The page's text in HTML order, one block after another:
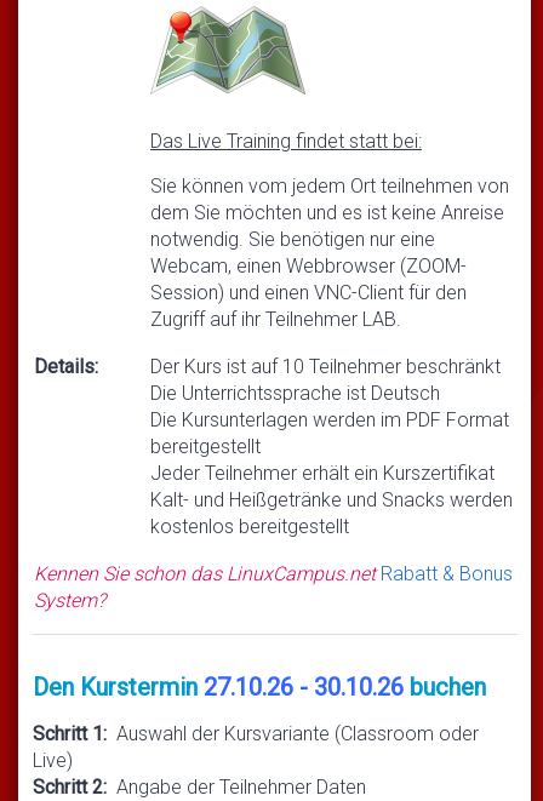
Das Live Training findet statt bei:
Sie können vom jedem Ort teilnehmen von
dem Sie möchten und es ist keine Anreise
notwendig. Sie benötigen nur eine
Webcam, einen Webbrowser (ZOOM-
Session) und einen VNC-Client für den
Zugriff auf ihr Teilnehmer LAB.
Details:
Der Kurs ist auf 10 Teilnehmer beschränkt
Die Unterrichtssprache ist Deutsch
Die Kursunterlagen werden im PDF Format
bereitgestellt
Jeder Teilnehmer erhält ein Kurszertifikat
Kalt- und Heißgetränke und Snacks werden
kostenlos bereitgestellt
Kennen Sie schon das LinuxCampus.netRabatt & Bonus
System?
Den Kurstermin 27.10.26 - 30.10.26 buchen
Schritt 1: Auswahl der Kursvariante (Classroom oder
Live)
Schritt 2: Angabe der Teilnehmer Daten